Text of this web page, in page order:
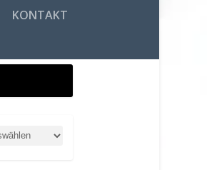
KONTAKT